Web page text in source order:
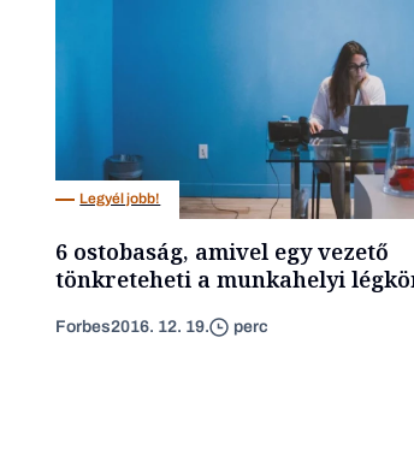
Legyél jobb!
6 ostobaság, amivel egy vezető
tönkreteheti a munkahelyi
Forbes2016. 12. 19. perc